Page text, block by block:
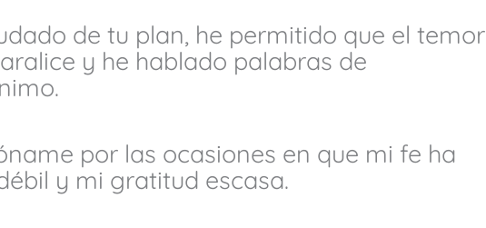
de tu plan, he permitido que el temor
y he hablado palabras de
por las ocasiones en que mi fe ha
y mi gratitud escasa.